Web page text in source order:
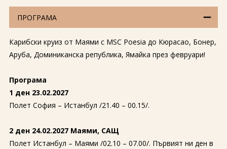
ПРОГРАМА
Карибски круиз от Маями с MSC Poesia до Кюрасао, Бонер,
Аруба, Доминиканска република, Ямайка през февруари!
Програма
1 ден 23.02.2027
Полет София – Истанбул /21.40 – 00.15/.
2 ден 24.02.2027 Маями, САЩ
Полет Истанбул – Маями /02.10 – 07.00/. Първият ни ден в